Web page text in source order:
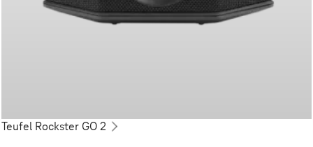
Teufel Rockster GO 2